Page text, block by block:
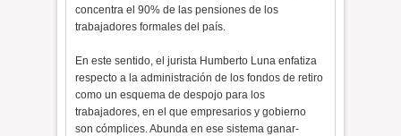
concentra el 90% de las pensiones de los
trabajadores formales del país.
En este sentido, el jurista Humberto Luna enfatiza
respecto a la administración de los fondos de retiro
como un esquema de despojo para los
trabajadores, en el que empresarios y gobierno
son cómplices. Abunda en ese sistema ganar-